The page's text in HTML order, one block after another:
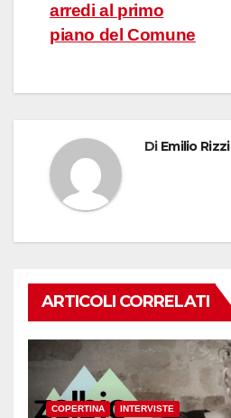
arredi al primo
piano del Comune
Di Emilio Rizzi
ARTICOLI CORRELATI
COPERTINA INTERVISTE